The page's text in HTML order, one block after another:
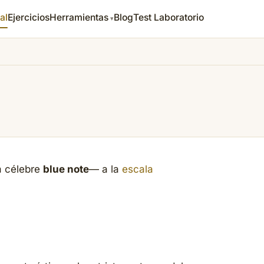
EjerciciosHerramientas BlogTest Laboratorio
célebre blue note— a la escala